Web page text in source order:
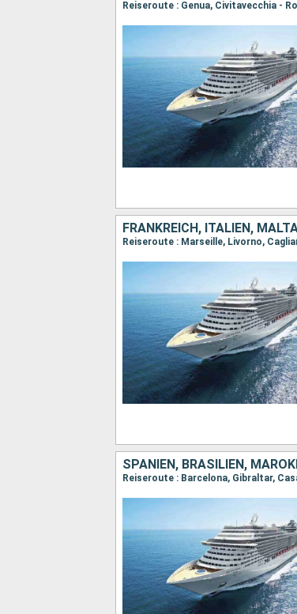
SPANIEN, BRASILIEN,
Reiseroute : Barcelona, Gibraltar,